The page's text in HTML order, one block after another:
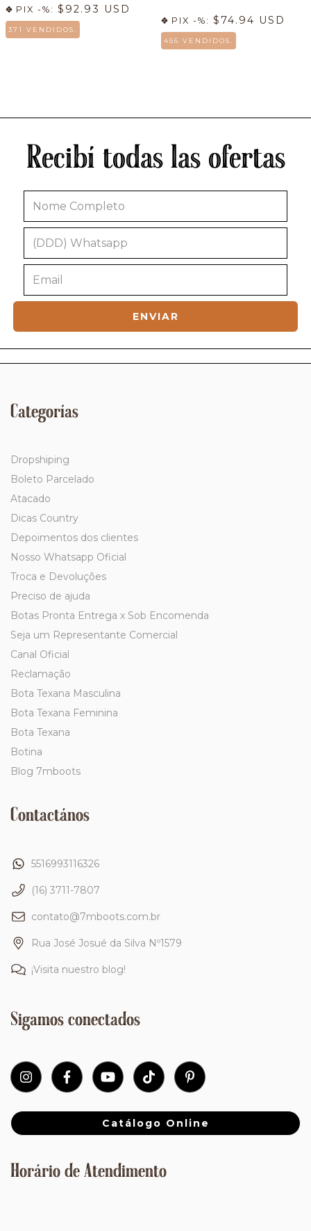
PIX -%: $92.93 USD
371 VENDIDOS.
PIX -%: $74.94 USD
456 VENDIDOS.
Recibí todas las ofertas
Categorías
Dropshiping
Boleto Parcelado
Atacado
Dicas Country
Depoimentos dos clientes
Nosso Whatsapp Oficial
Troca e Devoluções
Preciso de ajuda
Botas Pronta Entrega x Sob Encomenda
Seja um Representante Comercial
Canal Oficial
Reclamação
Bota Texana Masculina
Bota Texana Feminina
Bota Texana
Botina
Blog 7mboots
Contactános
5516993116326
(16) 3711-7807
contato@7mboots.com.br
Rua José Josué da Silva Nº1579
¡Visita nuestro blog!
Sigamos conectados
Catálogo Online
Horário de Atendimento